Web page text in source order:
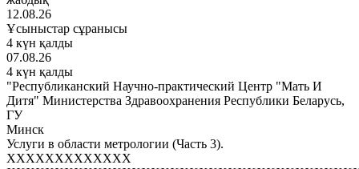
12.08.26
Ұсыныстар сұранысы
4 күн қалды
07.08.26
4 күн қалды
"Республиканский Научно-практический Центр "Мать И
Дитя" Министерства Здравоохранения Республики Беларусь,
ГУ
Минск
Услуги в области метрологии (Часть 3).
XXXXXXXXXXXXX